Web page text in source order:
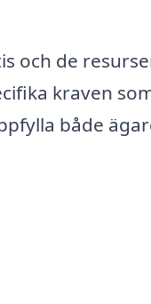
och de
kraven
både